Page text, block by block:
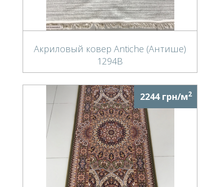
Акриловый ковер Antiche (Антише)
1294B
2244 грн/м2